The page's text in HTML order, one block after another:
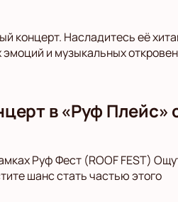
концерт. Насладитесь её
и музыкальных
в «Руф Плейс»
Руф Фест (ROOF FEST)
шанс стать частью этого